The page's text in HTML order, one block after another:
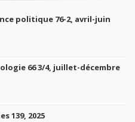
politique 76-2, avril-juin
66 3/4, juillet-décembre
139, 2025